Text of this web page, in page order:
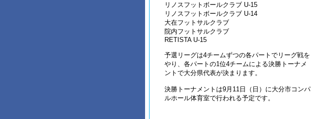
リノスフットボールクラブ U-15
リノスフットボールクラブ U-14
大在フットサルクラブ
院内フットサルクラブ
RETISTA U-15
予選リーグは4チームずつの各パートでリーグ戦を
やり、各パートの1位4チームによる決勝トーナメ
ントで大分県代表が決まります。
決勝トーナメントは9月11日（日）に大分市コンパ
ルホール体育室で行われる予定です。